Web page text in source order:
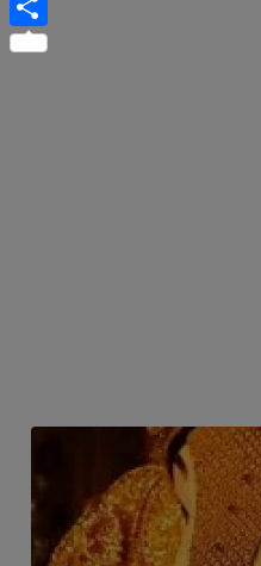
Share